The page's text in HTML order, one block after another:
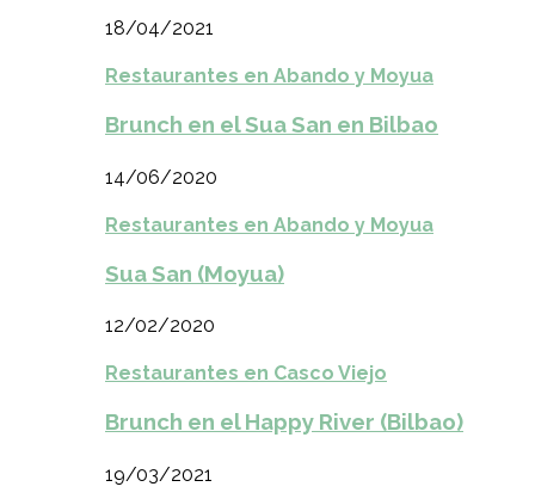
18/04/2021
Restaurantes en Abando y Moyua
Brunch en el Sua San en Bilbao
14/06/2020
Restaurantes en Abando y Moyua
Sua San (Moyua)
12/02/2020
Restaurantes en Casco Viejo
Brunch en el Happy River (Bilbao)
19/03/2021